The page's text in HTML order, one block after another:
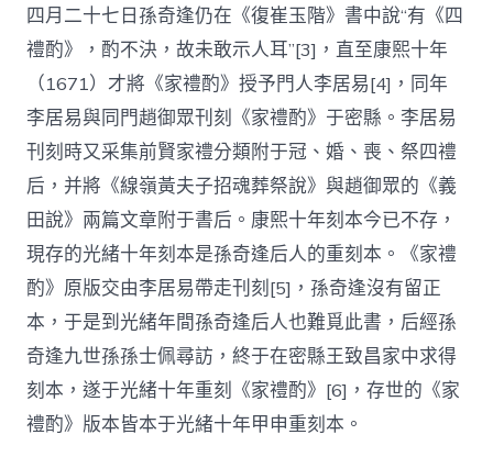
四月二十七日孫奇逢仍在《復崔玉階》書中說“有《四
禮酌》，酌不決，故未敢示人耳”[3]，直至康熙十年
（1671）才將《家禮酌》授予門人李居易[4]，同年
李居易與同門趙御眾刊刻《家禮酌》于密縣。李居易
刊刻時又采集前賢家禮分類附于冠、婚、喪、祭四禮
后，并將《線嶺黃夫子招魂葬祭說》與趙御眾的《義
田說》兩篇文章附于書后。康熙十年刻本今已不存，
現存的光緒十年刻本是孫奇逢后人的重刻本。《家禮
酌》原版交由李居易帶走刊刻[5]，孫奇逢沒有留正
本，于是到光緒年間孫奇逢后人也難覓此書，后經孫
奇逢九世孫孫士佩尋訪，終于在密縣王致昌家中求得
刻本，遂于光緒十年重刻《家禮酌》[6]，存世的《家
禮酌》版本皆本于光緒十年甲申重刻本。